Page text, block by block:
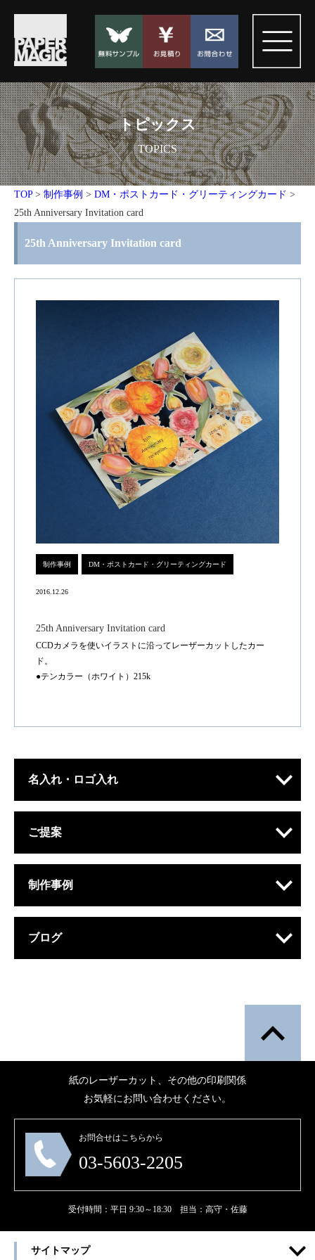
トピックス
TOPICS
TOP> 制作事例 > DM・ポストカード・グリーティングカード >
25th Anniversary Invitation card
25th Anniversary Invitation card
制作事例 DM・ポストカード・グリーティングカード
2016.12.26
25th Anniversary Invitation card
CCDカメラを使いイラストに沿ってレーザーカットしたカー
ド。
●テンカラー（ホワイト）215k
名入れ・ロゴ入れ
ご提案
制作事例
ブログ
紙のレーザーカット、その他の印刷関係
お気軽にお問い合わせください。
お問合せはこちらから
03-5603-2205
受付時間：平日 9:30～18:30 担当：高守・佐藤
サイトマップ